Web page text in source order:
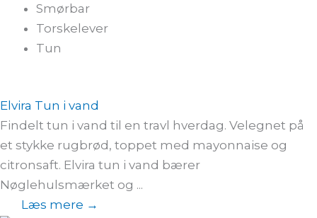
Smørbar
Torskelever
Tun
Elvira Tun i vand
Findelt tun i vand til en travl hverdag. Velegnet på
et stykke rugbrød, toppet med mayonnaise og
citronsaft. Elvira tun i vand bærer
Nøglehulsmærket og ...
Læs mere →